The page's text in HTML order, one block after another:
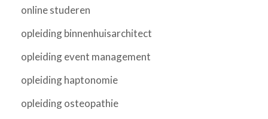
online studeren
opleiding binnenhuisarchitect
opleiding event management
opleiding haptonomie
opleiding osteopathie